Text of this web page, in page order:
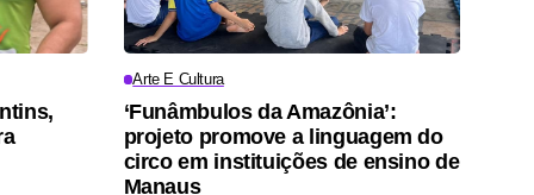
Arte E Cultura
‘Funâmbulos da Amazônia’:
projeto promove a linguagem do
circo em instituições de ensino de
Manaus